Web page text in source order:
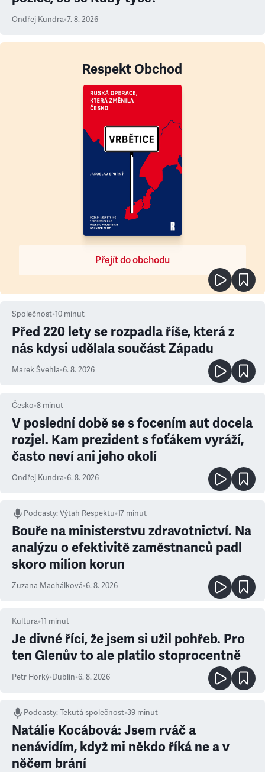
Ondřej Kundra•7. 8. 2026
Respekt Obchod
Přejít do obchodu
Společnost•10 minut
Před 220 lety se rozpadla říše, která z
nás kdysi udělala součást Západu
Marek Švehla•6. 8. 2026
Česko•8 minut
V poslední době se s focením aut docela
rozjel. Kam prezident s foťákem vyráží,
často neví ani jeho okolí
Ondřej Kundra•6. 8. 2026
Podcasty:Výtah Respektu•17 minut
Bouře na ministerstvu zdravotnictví. Na
analýzu o efektivitě zaměstnanců padl
skoro milion korun
Zuzana Machálková•6. 8. 2026
Kultura•11 minut
Je divné říci, že jsem si užil pohřeb. Pro
ten Glenův to ale platilo stoprocentně
Petr Horký•Dublin•6. 8. 2026
Podcasty:Tekutá společnost•39 minut
Natálie Kocábová: Jsem rváč a
nenávidím, když mi někdo říká ne a v
něčem brání